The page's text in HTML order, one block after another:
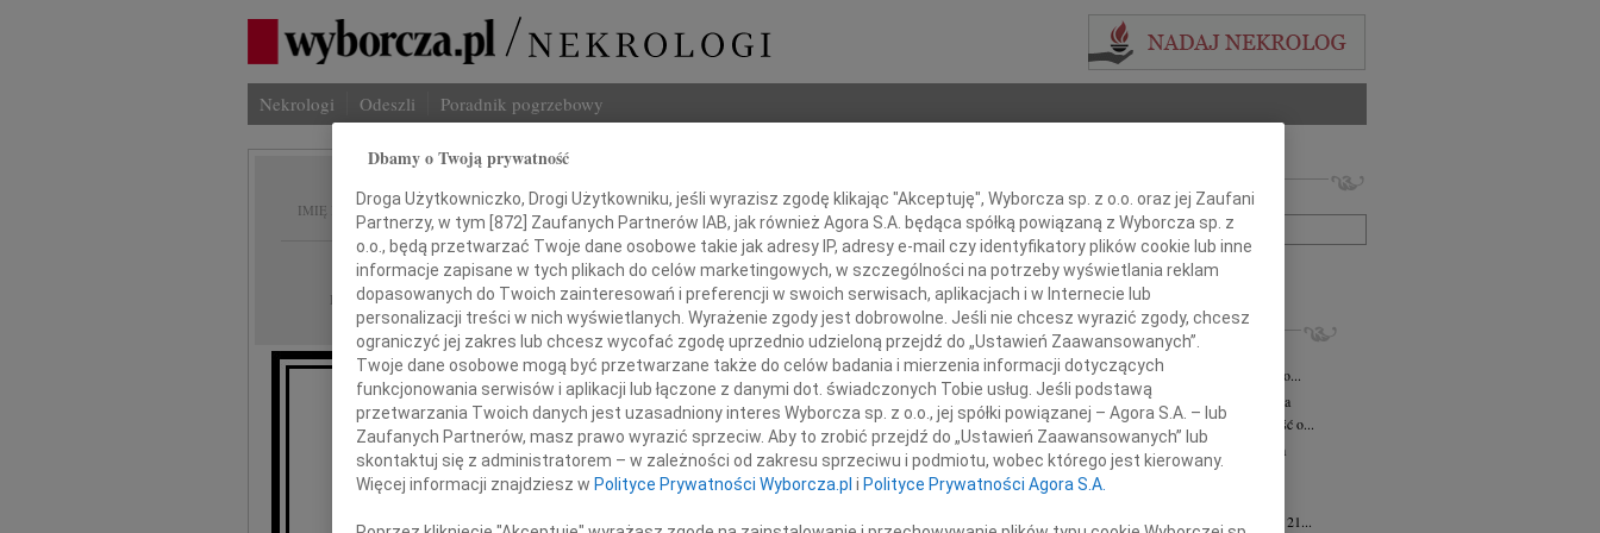
Nekrologi Odeszli Poradnik pogrzebowy
IMIĘ I NAZWISKO: Wanda Mołoniewicz
REGION: Warszawa
DATA EMISJI: 23.03.2011
Z głębokim smutkiem żegnamy
naszą kochaną Babcię i Przyjaciółkę
Imię i nazwisko lub numer ogłoszenia:
+ szukanie zaawansowane
INNE NEKROLOGI
Eugeniusz Butruk 05.08.2026
Z ogromnym żalem przyjęliśmy wiadomość o...
Małgorzata Kościelska
Warszawa
Z głębokim smutkiem przyjęliśmy wiadomość o...
Andrzej Komorowski
Warszawa
27 lipca 2026 roku odszedł Śp. Andrzej...
Inocentyna Karkocha
Mgr farm. Inocentyna Karkocha zmarła dnia 21...
Dbamy o Twoją prywatność
Droga Użytkowniczko, Drogi Użytkowniku, jeśli wyrazisz zgodę klikając "Akceptuję", Wyborcza sp. z o.o. oraz jej Zaufani
Partnerzy, w tym [872] Zaufanych Partnerów IAB, jak również Agora S.A. będąca spółką powiązaną z Wyborcza sp. z
o.o., będą przetwarzać Twoje dane osobowe takie jak adresy IP, adresy e-mail czy identyfikatory plików cookie lub inne
informacje zapisane w tych plikach do celów marketingowych, w szczególności na potrzeby wyświetlania reklam
dopasowanych do Twoich zainteresowań i preferencji w swoich serwisach, aplikacjach i w Internecie lub
personalizacji treści w nich wyświetlanych. Wyrażenie zgody jest dobrowolne. Jeśli nie chcesz wyrazić zgody, chcesz
ograniczyć jej zakres lub chcesz wycofać zgodę uprzednio udzieloną przejdź do „Ustawień Zaawansowanych”.
Twoje dane osobowe mogą być przetwarzane także do celów badania i mierzenia informacji dotyczących
funkcjonowania serwisów i aplikacji lub łączone z danymi dot. świadczonych Tobie usług. Jeśli podstawą
przetwarzania Twoich danych jest uzasadniony interes Wyborcza sp. z o.o., jej spółki powiązanej – Agora S.A. – lub
Zaufanych Partnerów, masz prawo wyrazić sprzeciw. Aby to zrobić przejdź do „Ustawień Zaawansowanych” lub
skontaktuj się z administratorem – w zależności od zakresu sprzeciwu i podmiotu, wobec którego jest kierowany.
Więcej informacji znajdziesz w Polityce Prywatności Wyborcza.pl i Polityce Prywatności Agora S.A.